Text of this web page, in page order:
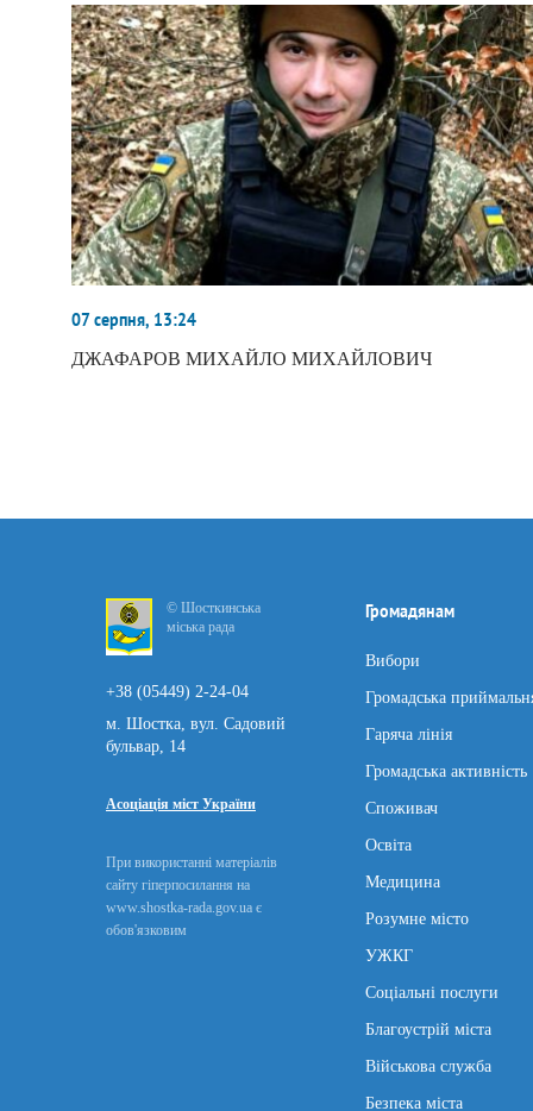
07 серпня, 13:24
ДЖАФАРОВ МИХАЙЛО МИХАЙЛОВИЧ
© Шосткинська
міська рада
+38 (05449) 2-24-04
м. Шостка, вул. Садовий
бульвар, 14
Асоціація міст України
При використанні матеріалів
сайту гіперпосилання на
www.shostka-rada.gov.ua є
обов'язковим
Громадянам
Вибори
Громадська
Гаряча лінія
Громадська активність
Споживач
Освіта
Медицина
Розумне місто
УЖКГ
Соціальні послуги
Благоустрій міста
Військова служба
Безпека міста